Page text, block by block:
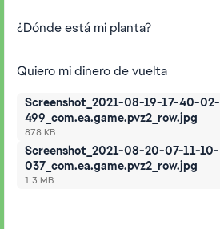
¿Dónde está mi planta?
Quiero mi dinero de vuelta
Screenshot_2021-08-19-17-40-02-
499_com.ea.game.pvz2_row.jpg
878 KB
Screenshot_2021-08-20-07-11-10-
037_com.ea.game.pvz2_row.jpg
1.3 MB